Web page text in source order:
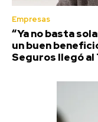
Empresas
“Ya no basta
un buen
Seguros llegó al